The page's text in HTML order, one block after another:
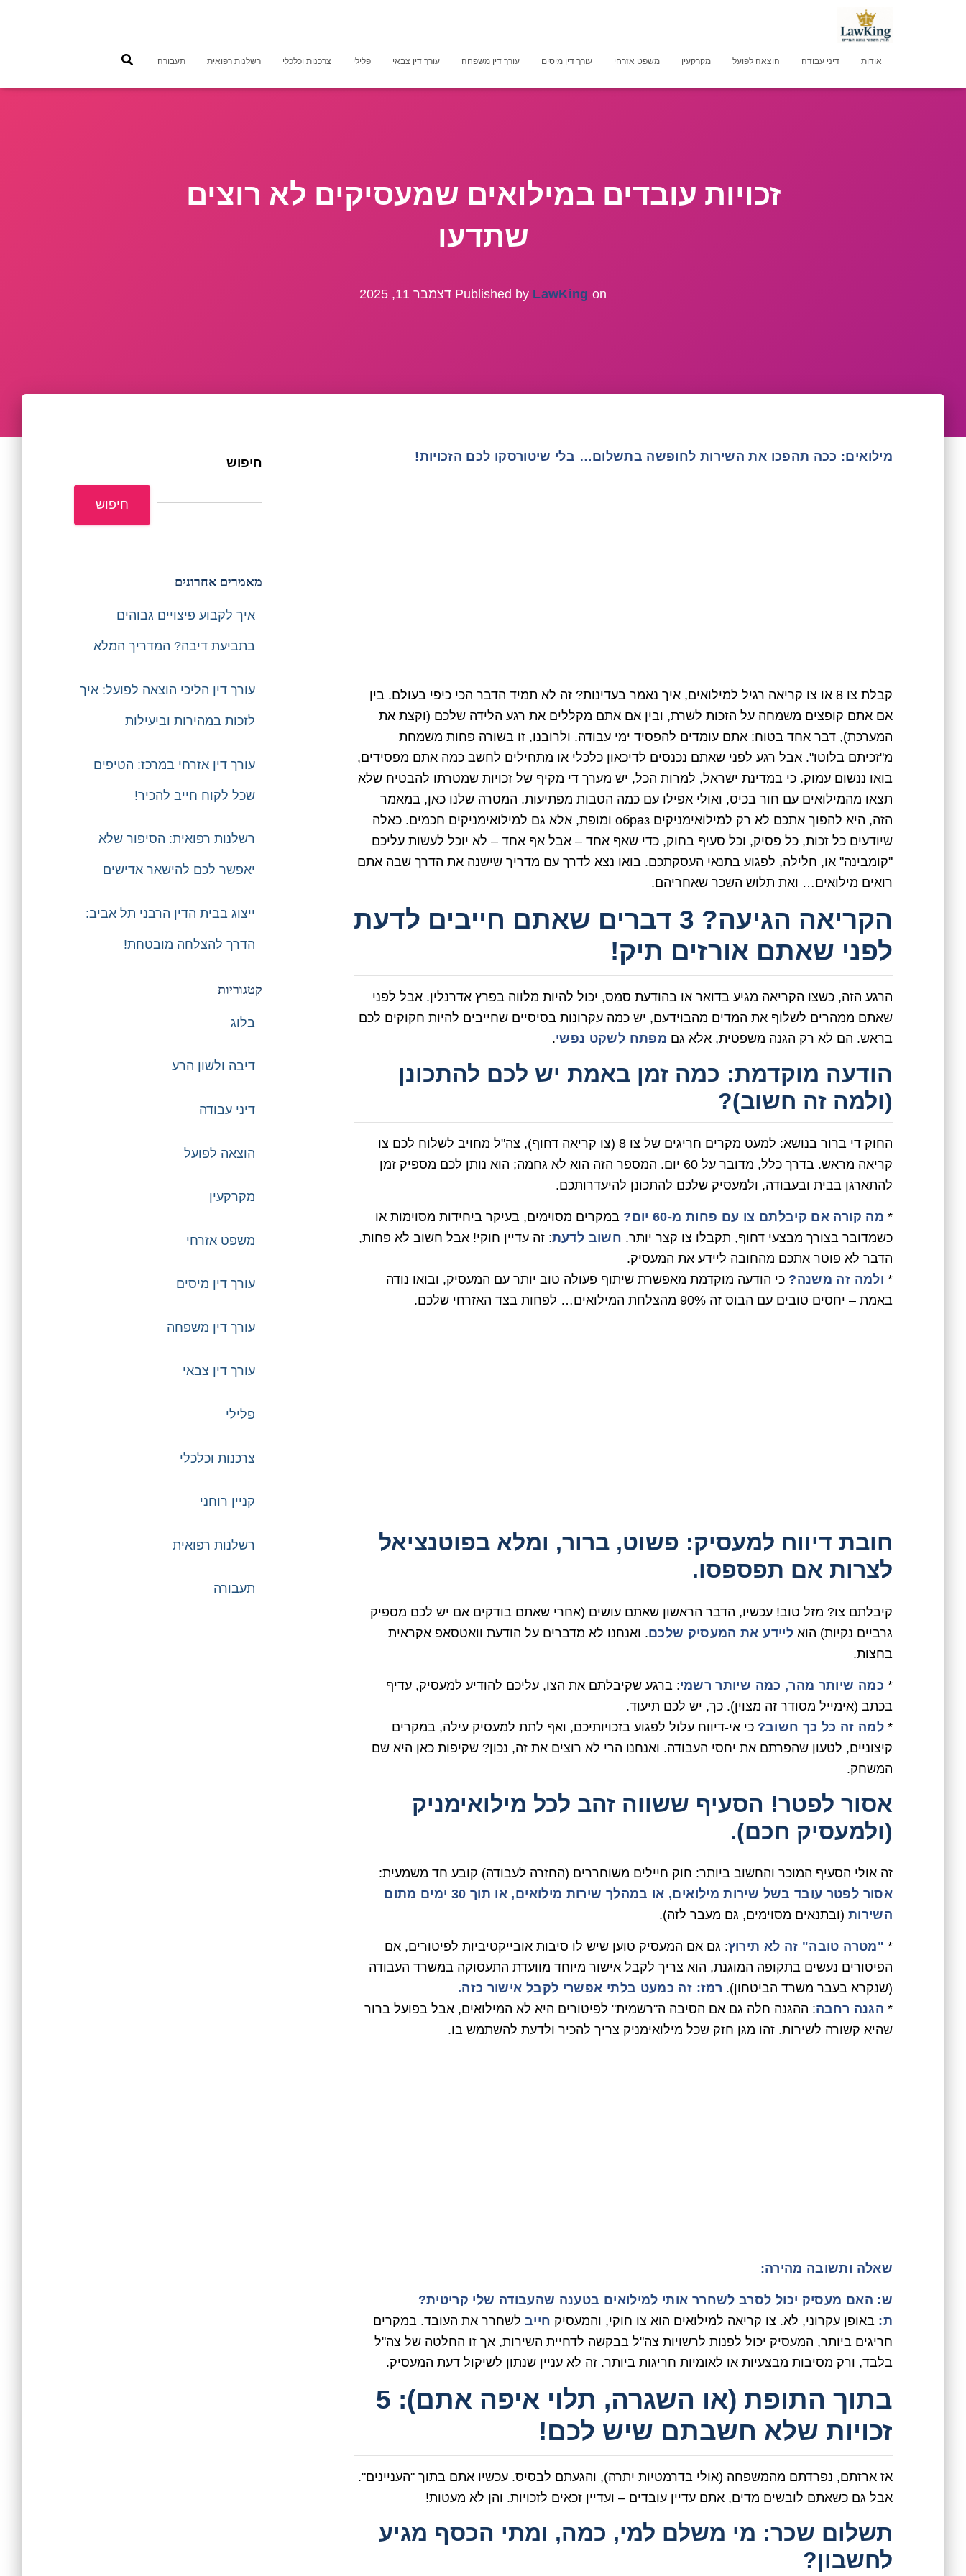
אודות דיני עבודה הוצאה לפועל מקרקעין משפט אזרחי עורך דין מיסים עורך דין משפחה עורך דין צבאי פלילי צרכנות וכלכלי רשלנות רפואית תעבורה
זכויות עובדים במילואים שמעסיקים לא רוצים
שתדעו
Published by LawKing on דצמבר 11, 2025
מילואים: ככה תהפכו את השירות לחופשה בתשלום… בלי שיטורסקו לכם הזכויות!
קבלת צו 8 או צו קריאה רגיל למילואים, איך נאמר בעדינות? זה לא תמיד הדבר הכי כיפי בעולם. בין
אם אתם קופצים משמחה על הזכות לשרת, ובין אם אתם מקללים את רגע הלידה שלכם (וקצת את
המערכת), דבר אחד בטוח: אתם עומדים להפסיד ימי עבודה. ולרובנו, זו בשורה פחות משמחת
מ"זכיתם בלוטו". אבל רגע לפני שאתם נכנסים לדיכאון כלכלי או מתחילים לחשב כמה אתם מפסידים,
בואו ננשום עמוק. כי במדינת ישראל, למרות הכל, יש מערך די מקיף של זכויות שמטרתו להבטיח שלא
תצאו מהמילואים עם חור בכיס, ואולי אפילו עם כמה הטבות מפתיעות. המטרה שלנו כאן, במאמר
הזה, היא להפוך אתכם לא רק למילואימניקים образ ומופת, אלא גם למילואימניקים חכמים. כאלה
שיודעים כל זכות, כל פסיק, וכל סעיף בחוק, כדי שאף אחד – אבל אף אחד – לא יוכל לעשות עליכם
"קומבינה" או, חלילה, לפגוע בתנאי העסקתכם. בואו נצא לדרך עם מדריך שישנה את הדרך שבה אתם
רואים מילואים… ואת תלוש השכר שאחריהם.
הקריאה הגיעה? 3 דברים שאתם חייבים לדעת
לפני שאתם אורזים תיק!
הרגע הזה, כשצו הקריאה מגיע בדואר או בהודעת סמס, יכול להיות מלווה בפרץ אדרנלין. אבל לפני
שאתם ממהרים לשלוף את המדים מהבוידעם, יש כמה עקרונות בסיסיים שחייבים להיות חקוקים לכם
בראש. הם לא רק הגנה משפטית, אלא גם מפתח לשקט נפשי.
הודעה מוקדמת: כמה זמן באמת יש לכם להתכונן
(ולמה זה חשוב)?
החוק די ברור בנושא: למעט מקרים חריגים של צו 8 (צו קריאה דחוף), צה"ל מחויב לשלוח לכם צו
קריאה מראש. בדרך כלל, מדובר על 60 יום. המספר הזה הוא לא גחמה; הוא נותן לכם מספיק זמן
להתארגן בבית ובעבודה, ולמעסיק שלכם להתכונן להיעדרותכם.
* מה קורה אם קיבלתם צו עם פחות מ-60 יום?
במקרים מסוימים, בעיקר ביחידות מסוימות או
כשמדובר בצורך מבצעי דחוף, תקבלו צו קצר יותר. חשוב לדעת: זה עדיין חוקי! אבל חשוב לא פחות,
הדבר לא פוטר אתכם מהחובה ליידע את המעסיק.
* ולמה זה משנה? כי הודעה מוקדמת מאפשרת שיתוף פעולה טוב יותר עם המעסיק, ובואו נודה
באמת – יחסים טובים עם הבוס זה 90% מהצלחת המילואים… לפחות בצד האזרחי שלכם.
חובת דיווח למעסיק: פשוט, ברור, ומלא בפוטנציאל
לצרות אם תפספסו.
קיבלתם צו? מזל טוב! עכשיו, הדבר הראשון שאתם עושים (אחרי שאתם בודקים אם יש לכם מספיק
גרביים נקיות) הוא ליידע את המעסיק שלכם. ואנחנו לא מדברים על הודעת וואטסאפ אקראית
בחצות.
* כמה שיותר מהר, כמה שיותר רשמי: ברגע שקיבלתם את הצו, עליכם להודיע למעסיק, עדיף
בכתב (אימייל מסודר זה מצוין). כך, יש לכם תיעוד.
* למה זה כל כך חשוב? כי אי-דיווח עלול לפגוע בזכויותיכם, ואף לתת למעסיק עילה, במקרים
קיצוניים, לטעון שהפרתם את יחסי העבודה. ואנחנו הרי לא רוצים את זה, נכון? שקיפות כאן היא שם
המשחק.
אסור לפטר! הסעיף ששווה זהב לכל מילואימניק
(ולמעסיק חכם).
זה אולי הסעיף המוכר והחשוב ביותר: חוק חיילים משוחררים (החזרה לעבודה) קובע חד משמעית:
אסור לפטר עובד בשל שירות מילואים, או במהלך שירות מילואים, או תוך 30 ימים מתום
השירות (ובתנאים מסוימים, גם מעבר לזה).
* "מטרה טובה" זה לא תירוץ: גם אם המעסיק טוען שיש לו סיבות אובייקטיביות לפיטורים, אם
הפיטורים נעשים בתקופה המוגנת, הוא צריך לקבל אישור מיוחד מוועדת התעסוקה במשרד העבודה
(שנקרא בעבר משרד הביטחון). רמז: זה כמעט בלתי אפשרי לקבל אישור כזה.
* הגנה רחבה: ההגנה חלה גם אם הסיבה ה"רשמית" לפיטורים היא לא המילואים, אבל בפועל ברור
שהיא קשורה לשירות. זהו מגן חזק שכל מילואימניק צריך להכיר ולדעת להשתמש בו.
שאלה ותשובה מהירה:
ש: האם מעסיק יכול לסרב לשחרר אותי למילואים בטענה שהעבודה שלי קריטית?
ת: באופן עקרוני, לא. צו קריאה למילואים הוא צו חוקי, והמעסיק חייב לשחרר את העובד. במקרים
חריגים ביותר, המעסיק יכול לפנות לרשויות צה"ל בבקשה לדחיית השירות, אך זו החלטה של צה"ל
בלבד, ורק מסיבות מבצעיות או לאומיות חריגות ביותר. זה לא עניין שנתון לשיקול דעת המעסיק.
בתוך התופת (או השגרה, תלוי איפה אתם): 5
זכויות שלא חשבתם שיש לכם!
אז ארזתם, נפרדתם מהמשפחה (אולי בדרמטיות יתרה), והגעתם לבסיס. עכשיו אתם בתוך "העניינים".
אבל גם כשאתם לובשים מדים, אתם עדיין עובדים – ועדיין זכאים לזכויות. והן לא מעטות!
תשלום שכר: מי משלם למי, כמה, ומתי הכסף מגיע
לחשבון?
חיפוש
חיפוש
מאמרים אחרונים
איך לקבוע פיצויים גבוהים
בתביעת דיבה? המדריך המלא
עורך דין הליכי הוצאה לפועל: איך
לזכות במהירות וביעילות
עורך דין אזרחי במרכז: הטיפים
שכל לקוח חייב להכיר!
רשלנות רפואית: הסיפור שלא
יאפשר לכם להישאר אדישים
ייצוג בבית הדין הרבני תל אביב:
הדרך להצלחה מובטחת!
קטגוריות
בלוג
דיבה ולשון הרע
דיני עבודה
הוצאה לפועל
מקרקעין
משפט אזרחי
עורך דין מיסים
עורך דין משפחה
עורך דין צבאי
פלילי
צרכנות וכלכלי
קניין רוחני
רשלנות רפואית
תעבורה